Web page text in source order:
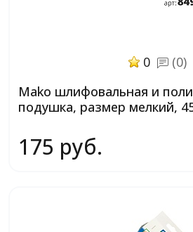
0
(0)
Mako шлифовальная и
подушка, размер мелкий,
175 руб.